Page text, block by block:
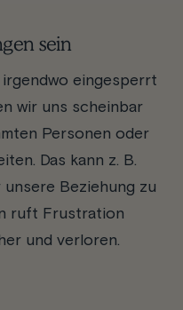
sein
irgendwo eingesperrt
wir uns scheinbar
Personen oder
Das kann z. B.
Beziehung zu
ruft Frustration
und verloren.